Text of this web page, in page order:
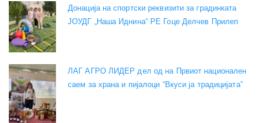
Донација на спортски реквизити за градинката
ЈОУДГ „Наша Иднина“ РЕ Гоце Делчев Прилеп
ЛАГ АГРО ЛИДЕР дел од на Првиот национален
саем за храна и пијалоци “Вкуси ја традицијата”